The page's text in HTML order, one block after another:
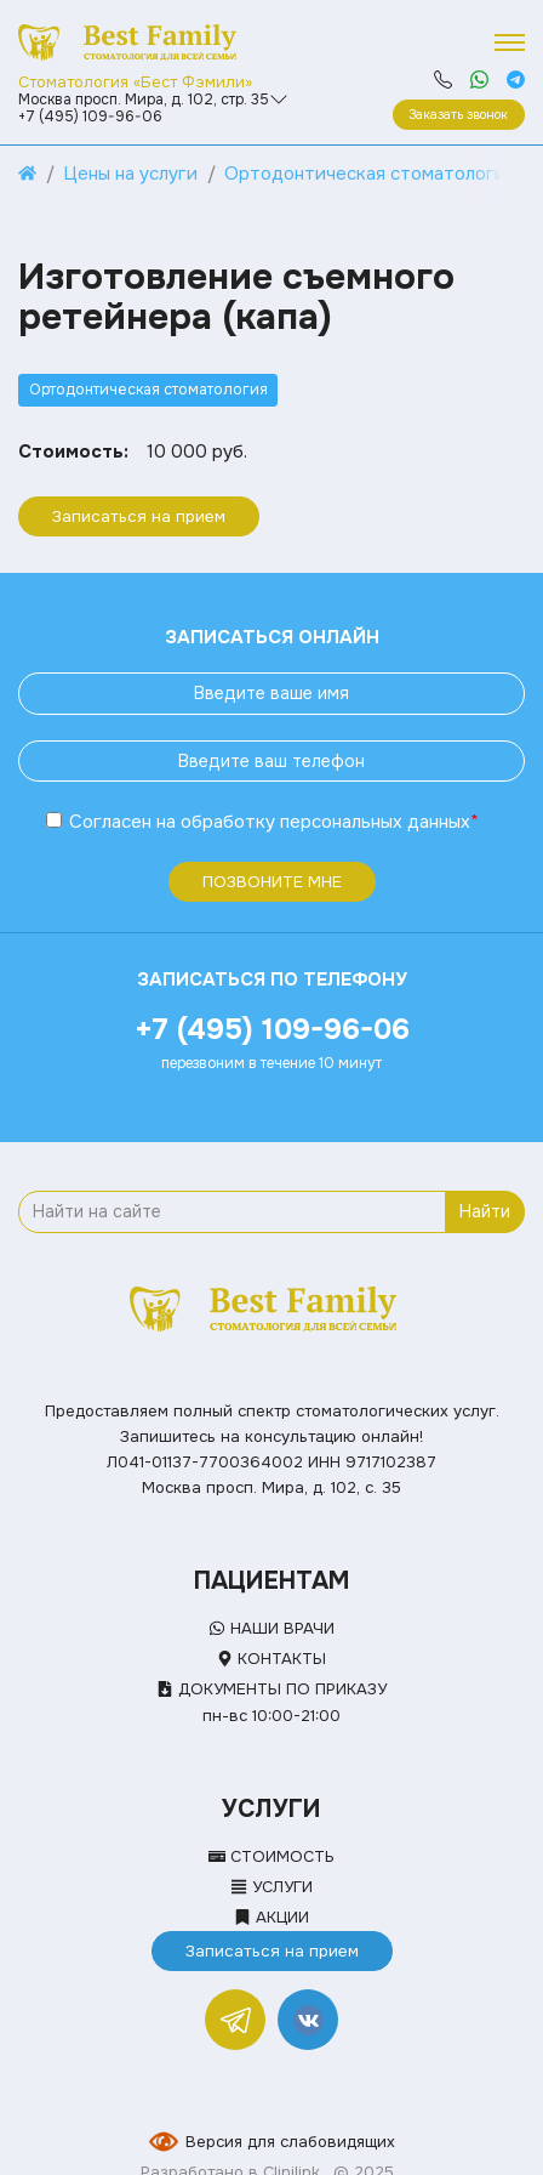
Стоматология «Бест Фэмили»
Москва просп. Мира, д. 102, стр. 35
+7 (495) 109-96-06
Заказать звонок
Цены на услуги Ортодонтическая стоматология
Изготовление съемного
ретейнера (капа)
Ортодонтическая стоматология
Стоимость: 10 000 руб.
Записаться на прием
ЗАПИСАТЬСЯ ОНЛАЙН
Согласен на обработку персональных данных*
ПОЗВОНИТЕ МНЕ
ЗАПИСАТЬСЯ ПО ТЕЛЕФОНУ
+7 (495) 109-96-06
перезвоним в течение 10 минут
Найти
Предоставляем полный спектр стоматологических услуг.
Запишитесь на консультацию онлайн!
Л041-01137-7700364002 ИНН 9717102387
Москва просп. Мира, д. 102, с. 35
ПАЦИЕНТАМ
НАШИ ВРАЧИ
КОНТАКТЫ
ДОКУМЕНТЫ ПО ПРИКАЗУ
пн-вс 10:00-21:00
УСЛУГИ
СТОИМОСТЬ
УСЛУГИ
АКЦИИ
Записаться на прием
Версия для слабовидящих